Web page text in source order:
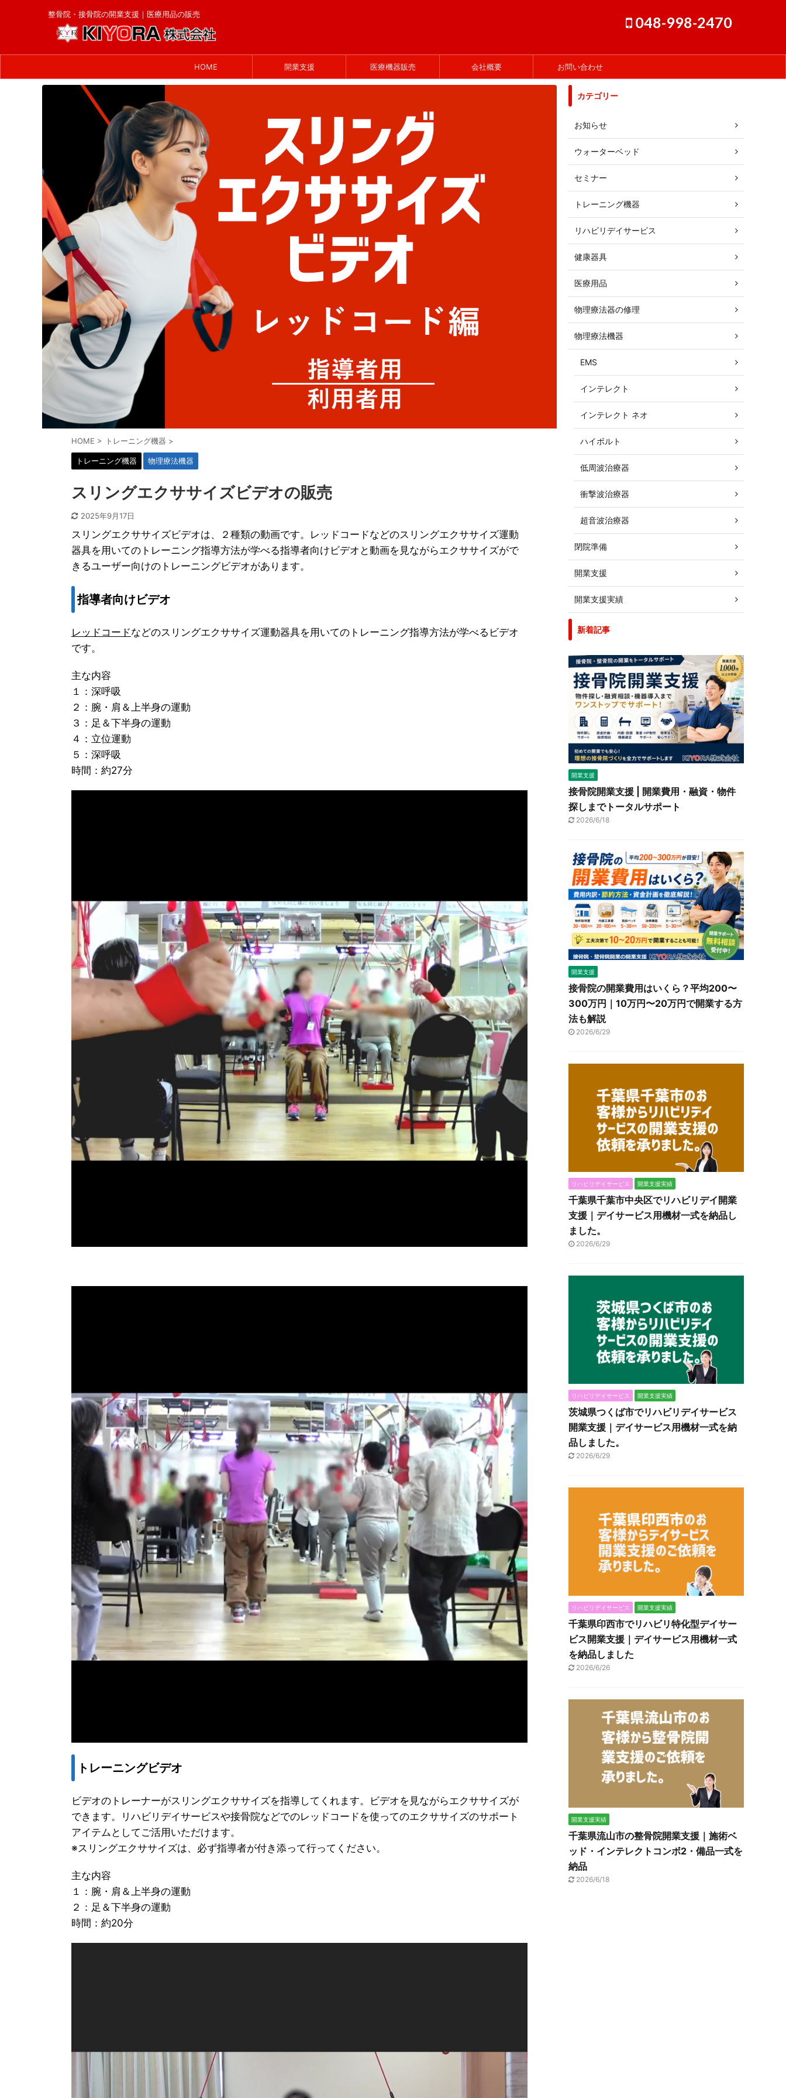
整骨院・接骨院の開業支援｜医療用品の販売 048-998-2470
HOME 開業支援 医療機器販売 会社概要 お問い合わせ
HOME > トレーニング機器 >
トレーニング機器 物理療法機器
スリングエクササイズビデオの販売
2025年9月17日
スリングエクササイズビデオは、２種類の動画です。レッドコードなどのスリングエクササイズ運動
器具を用いてのトレーニング指導方法が学べる指導者向けビデオと動画を見ながらエクササイズがで
きるユーザー向けのトレーニングビデオがあります。
指導者向けビデオ
レッドコードなどのスリングエクササイズ運動器具を用いてのトレーニング指導方法が学べるビデオ
です。
主な内容
１：深呼吸
２：腕・肩＆上半身の運動
３：足＆下半身の運動
４：立位運動
５：深呼吸
時間：約27分
トレーニングビデオ
ビデオのトレーナーがスリングエクササイズを指導してくれます。ビデオを見ながらエクササイズが
できます。リハビリデイサービスや接骨院などでのレッドコードを使ってのエクササイズのサポート
アイテムとしてご活用いただけます。
※スリングエクササイズは、必ず指導者が付き添って行ってください。
主な内容
１：腕・肩＆上半身の運動
２：足＆下半身の運動
時間：約20分
カテゴリー
お知らせ
ウォーターベッド
セミナー
トレーニング機器
リハビリデイサービス
健康器具
医療用品
物理療法器の修理
物理療法機器
EMS
インテレクト
インテレクト ネオ
ハイボルト
低周波治療器
衝撃波治療器
超音波治療器
閉院準備
開業支援
開業支援実績
新着記事
開業支援
接骨院開業支援 | 開業費用・融資・物件
探しまでトータルサポート
2026/6/18
開業支援
接骨院の開業費用はいくら？平均200〜
300万円｜10万円〜20万円で開業する方
法も解説
2026/6/29
リハビリデイサービス 開業支援実績
千葉県千葉市中央区でリハビリデイ開業
支援｜デイサービス用機材一式を納品し
ました。
2026/6/29
リハビリデイサービス 開業支援実績
茨城県つくば市でリハビリデイサービス
開業支援｜デイサービス用機材一式を納
品しました。
2026/6/29
リハビリデイサービス 開業支援実績
千葉県印西市でリハビリ特化型デイサー
ビス開業支援｜デイサービス用機材一式
を納品しました
2026/6/26
開業支援実績
千葉県流山市の整骨院開業支援｜施術ベ
ッド・インテレクトコンボ2・備品一式を
納品
2026/6/18